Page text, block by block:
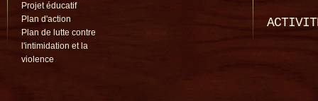
Projet éducatif
Plan d'action
Plan de lutte contre
l'intimidation et la
violence